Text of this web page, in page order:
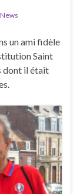
News
un ami fidèle
Saint
dont il était